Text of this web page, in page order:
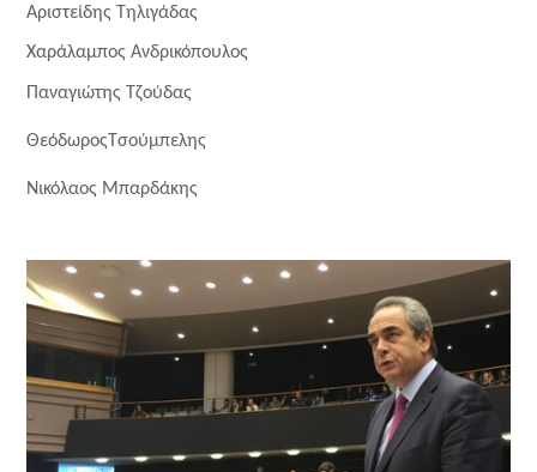
Αριστείδης Τηλιγάδας
Χαράλαμπος Ανδρικόπουλος
Παναγιώτης Τζούδας
ΘεόδωροςΤσούμπελης
Νικόλαος Μπαρδάκης